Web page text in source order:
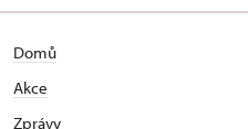
Domů
Akce
Zprávy